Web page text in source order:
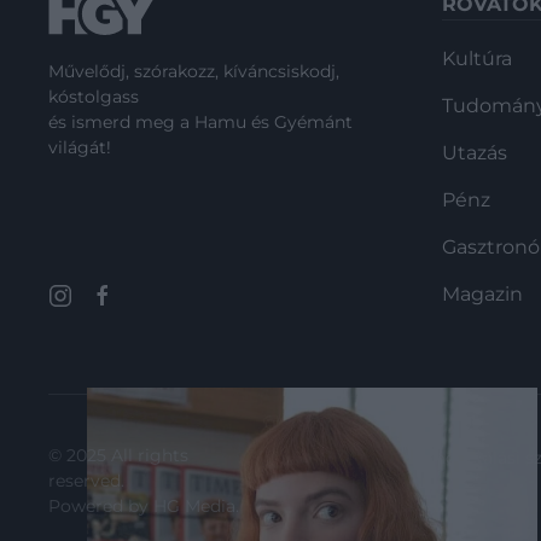
Művelődj, szórakozz, kíváncsiskodj,
kóstolgass
és ismerd meg a Hamu és Gyémánt
világát!
Kultúra
Utazás
Pénz
Magazin
© 2025 All rights
reserved.
Powered by
HG Media
moderálási